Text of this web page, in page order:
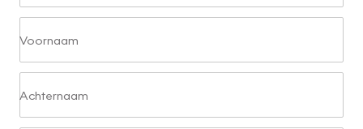
Voornaam
Achternaam